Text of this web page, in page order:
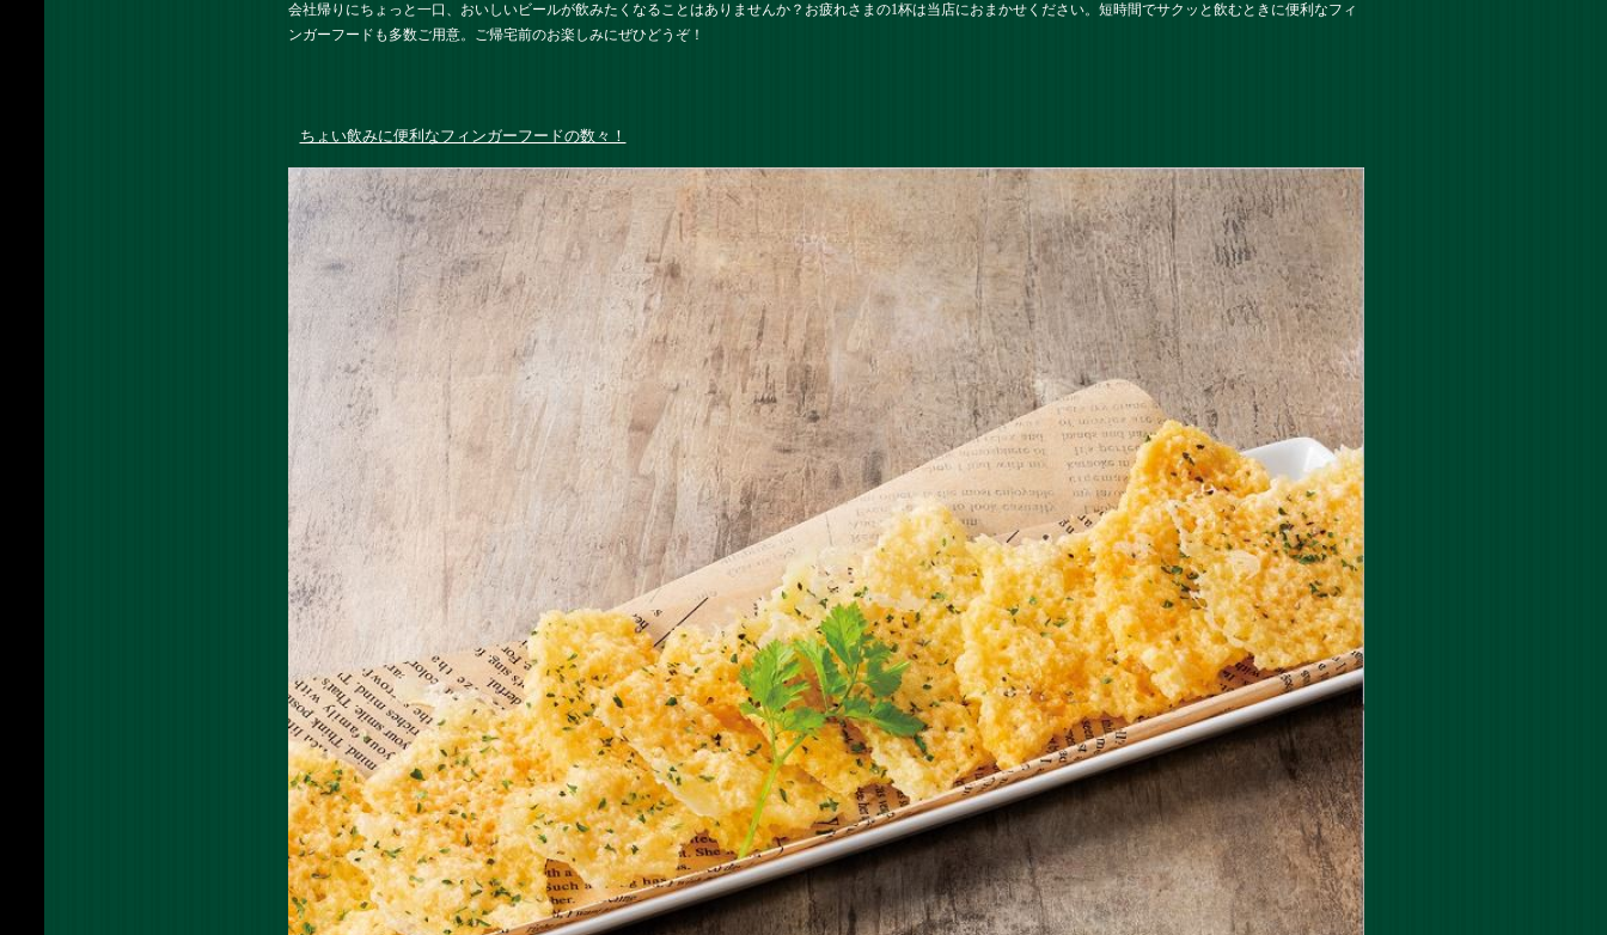
会社帰りにちょっと一口、おいしいビールが飲みたくなることはありませんか？お疲れさまの1杯は当店におまかせください。短時間でサクッと飲むときに便利なフィ
ンガーフードも多数ご用意。ご帰宅前のお楽しみにぜひどうぞ！
ちょい飲みに便利なフィンガーフードの数々！